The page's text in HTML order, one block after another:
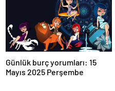
Günlük burç yorumları: 15
Mayıs 2025 Perşembe